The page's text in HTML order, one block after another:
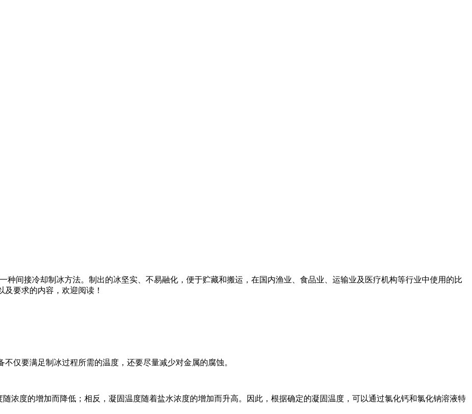
间接冷却制冰方法。制出的冰坚实、不易融化，便于贮藏和搬运，在国内渔业、食品业、运输业及医疗机构等行业中使用的比
要求的内容，欢迎阅读！
要满足制冰过程所需的温度，还要尽量减少对金属的腐蚀。
度的增加而降低；相反，凝固温度随着盐水浓度的增加而升高。因此，根据确定的凝固温度，可以通过氯化钙和氯化钠溶液特